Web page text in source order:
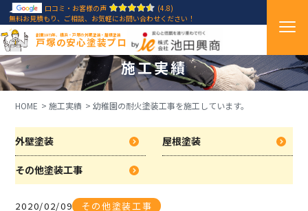
口コミ・お客様の声
(4.8)
無料お見積もり、ご相談、お気軽にお問い合わせください！
創業1971年、横浜・戸塚の外壁塗装・屋根塗装
戸塚の安心塗装プロ
施工実績
HOME 施工実績 幼稚園の耐火塗装工事を施工しています。
外壁塗装 屋根塗装
その他塗装工事
2020/02/09 その他塗装工事